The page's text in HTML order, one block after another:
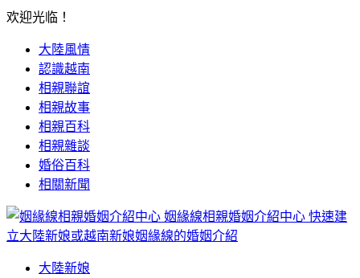
欢迎光临！
大陸風情
認識越南
相親聯誼
相親故事
相親百科
相親雜談
婚俗百科
相關新聞
姻緣線相親婚姻介紹中心 快速建
立大陸新娘或越南新娘姻緣線的婚姻介紹
大陸新娘